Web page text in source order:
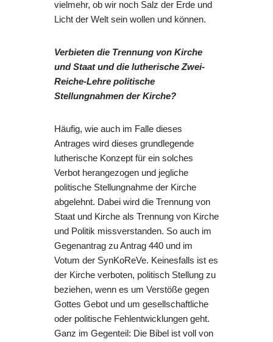
vielmehr, ob wir noch Salz der Erde und
Licht der Welt sein wollen und können.
Verbieten die Trennung von Kirche
und Staat und die lutherische Zwei-
Reiche-Lehre politische
Stellungnahmen der Kirche?
Häufig, wie auch im Falle dieses
Antrages wird dieses grundlegende
lutherische Konzept für ein solches
Verbot herangezogen und jegliche
politische Stellungnahme der Kirche
abgelehnt. Dabei wird die Trennung von
Staat und Kirche als Trennung von Kirche
und Politik missverstanden. So auch im
Gegenantrag zu Antrag 440 und im
Votum der SynKoReVe. Keinesfalls ist es
der Kirche verboten, politisch Stellung zu
beziehen, wenn es um Verstöße gegen
Gottes Gebot und um gesellschaftliche
oder politische Fehlentwicklungen geht.
Ganz im Gegenteil: Die Bibel ist voll von